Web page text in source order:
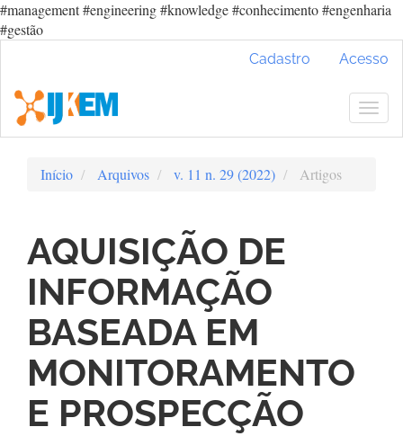
#management #engineering #knowledge #conhecimento #engenharia
#gestão
Conteúdo
principal
Barra
Cadastro Acesso
Início Arquivos v. 11 n. 29 (2022) Artigos
AQUISIÇÃO DE
INFORMAÇÃO
BASEADA EM
MONITORAMENTO
E PROSPECÇÃO